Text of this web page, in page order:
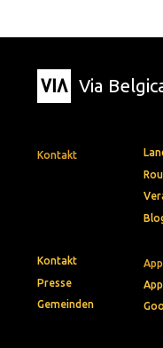
Via
Kontakt
Kontakt
Presse
Gemeinden